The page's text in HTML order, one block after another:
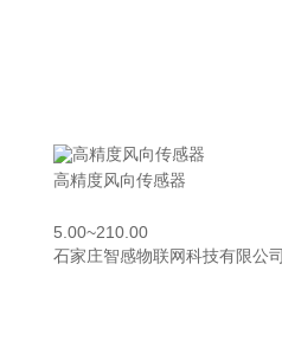
高精度风向传感器
5.00~210.00
石家庄智感物联网科技有限公司